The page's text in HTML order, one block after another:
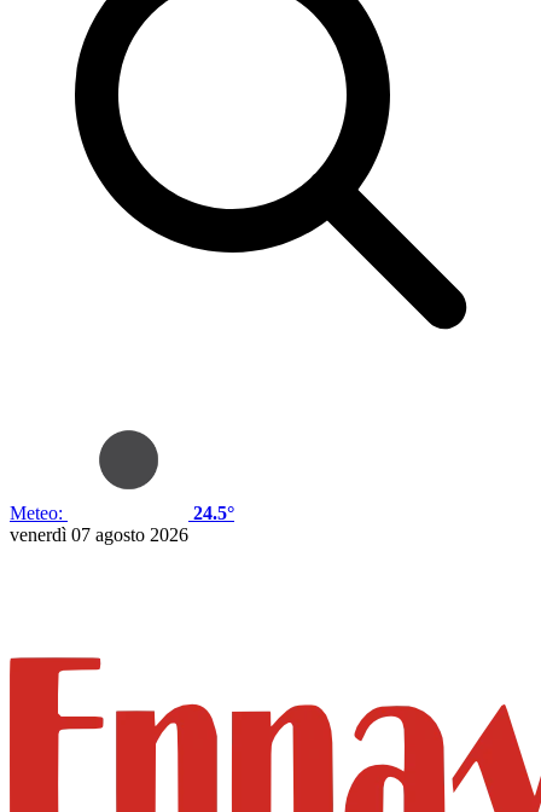
Meteo:
24.5°
venerdì 07 agosto 2026